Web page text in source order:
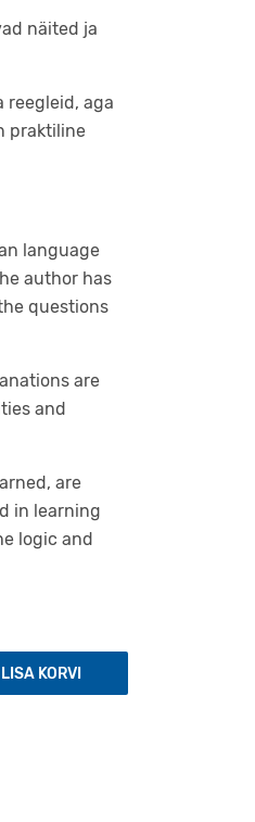
näited ja
reegleid, aga
praktiline
language
author has
questions
are
and
are
in learning
logic and
Grammar and
LISA KORVI